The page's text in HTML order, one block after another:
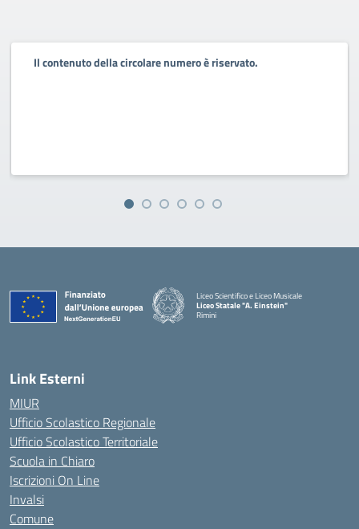
Il contenuto della circolare numero è riservato.
Liceo Scientifico e Liceo Musicale
Liceo Statale "A. Einstein"
Rimini
Link Esterni
MIUR
Ufficio Scolastico Regionale
Ufficio Scolastico Territoriale
Scuola in Chiaro
Iscrizioni On Line
Invalsi
Comune